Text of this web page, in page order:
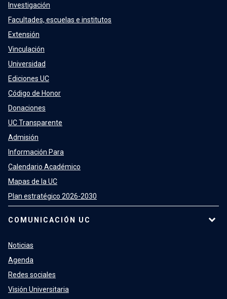
Investigación
Facultades, escuelas e institutos
Extensión
Vinculación
Universidad
Ediciones UC
Código de Honor
Donaciones
UC Transparente
Admisión
Información Para
Calendario Académico
Mapas de la UC
Plan estratégico 2026-2030
COMUNICACIÓN UC
Noticias
Agenda
Redes sociales
Visión Universitaria